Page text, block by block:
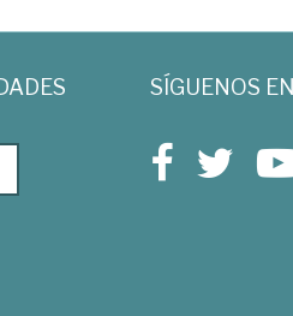
SÍGUENOS EN